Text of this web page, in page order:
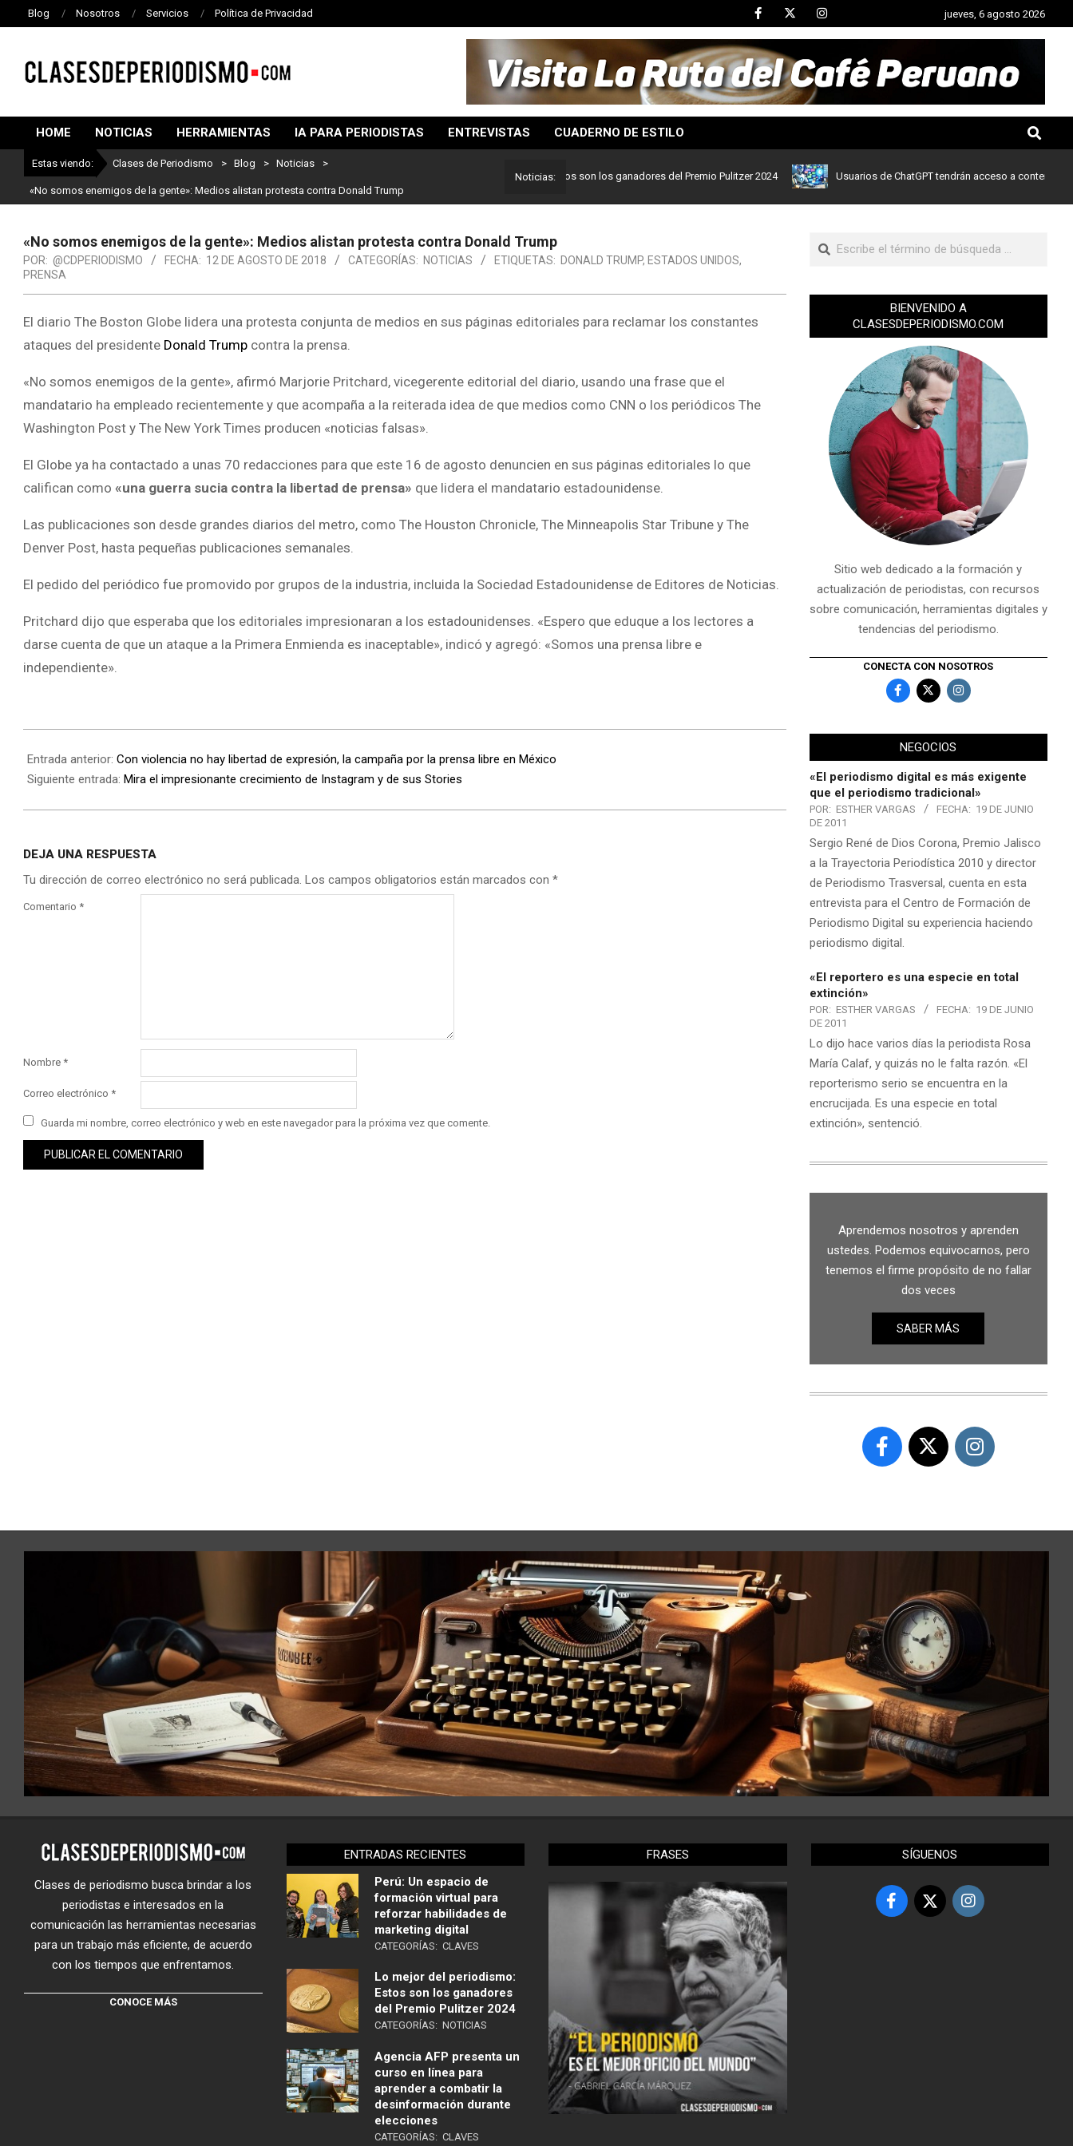
Blog Nosotros Servicios Política de Privacidad jueves, 6 agosto 2026
DE
PERIODISMO
HOME NOTICIAS HERRAMIENTAS IA PARA PERIODISTAS ENTREVISTAS CUADERNO DE ESTILO
Estas viendo: Clases de Periodismo > Blog > Noticias >
«No somos enemigos de la gente»: Medios alistan protesta contra Donald Trump
Noticias:
Lo mejor del periodismo: Estos son los ganadores del Premio Pulitzer 2024 Usuarios de ChatGPT tendrán acceso a contenidos de
«No somos enemigos de la gente»: Medios alistan protesta contra Donald Trump
POR: @CDPERIODISMO FECHA: 12 DE AGOSTO DE 2018 CATEGORÍAS: NOTICIAS ETIQUETAS: DONALD TRUMP, ESTADOS UNIDOS,
PRENSA
El diario The Boston Globe lidera una protesta conjunta de medios en sus páginas editoriales para reclamar los constantes
ataques del presidente Donald Trump contra la prensa.
«No somos enemigos de la gente», afirmó Marjorie Pritchard, vicegerente editorial del diario, usando una frase que el
mandatario ha empleado recientemente y que acompaña a la reiterada idea de que medios como CNN o los periódicos The
Washington Post y The New York Times producen «noticias falsas».
El Globe ya ha contactado a unas 70 redacciones para que este 16 de agosto denuncien en sus páginas editoriales lo que
califican como «una guerra sucia contra la libertad de prensa» que lidera el mandatario estadounidense.
Las publicaciones son desde grandes diarios del metro, como The Houston Chronicle, The Minneapolis Star Tribune y The
Denver Post, hasta pequeñas publicaciones semanales.
El pedido del periódico fue promovido por grupos de la industria, incluida la Sociedad Estadounidense de Editores de Noticias.
Pritchard dijo que esperaba que los editoriales impresionaran a los estadounidenses. «Espero que eduque a los lectores a
darse cuenta de que un ataque a la Primera Enmienda es inaceptable», indicó y agregó: «Somos una prensa libre e
independiente».
Entrada anterior: Con violencia no hay libertad de expresión, la campaña por la prensa libre en México
Siguiente entrada: Mira el impresionante crecimiento de Instagram y de sus Stories
DEJA UNA RESPUESTA
Tu dirección de correo electrónico no será publicada. Los campos obligatorios están marcados con *
Comentario *
Nombre *
Correo electrónico *
Guarda mi nombre, correo electrónico y web en este navegador para la próxima vez que comente.
BIENVENIDO A
CLASESDEPERIODISMO.COM
Sitio web dedicado a la formación y
actualización de periodistas, con recursos
sobre comunicación, herramientas digitales y
tendencias del periodismo.
CONECTA CON NOSOTROS
NEGOCIOS
«El periodismo digital es más exigente
que el periodismo tradicional»
POR: ESTHER VARGAS FECHA: 19 DE JUNIO
DE 2011
Sergio René de Dios Corona, Premio Jalisco
a la Trayectoria Periodística 2010 y director
de Periodismo Trasversal, cuenta en esta
entrevista para el Centro de Formación de
Periodismo Digital su experiencia haciendo
periodismo digital.
«El reportero es una especie en total
extinción»
POR: ESTHER VARGAS FECHA: 19 DE JUNIO
DE 2011
Lo dijo hace varios días la periodista Rosa
María Calaf, y quizás no le falta razón. «El
reporterismo serio se encuentra en la
encrucijada. Es una especie en total
extinción», sentenció.
Aprendemos nosotros y aprenden
ustedes. Podemos equivocarnos, pero
tenemos el firme propósito de no fallar
dos veces
SABER MÁS
Clases de periodismo busca brindar a los
periodistas e interesados en la
comunicación las herramientas necesarias
para un trabajo más eficiente, de acuerdo
con los tiempos que enfrentamos.
CONOCE MÁS
ENTRADAS RECIENTES
Perú: Un espacio de
formación virtual para
reforzar habilidades de
marketing digital
CATEGORÍAS: CLAVES
Lo mejor del periodismo:
Estos son los ganadores
del Premio Pulitzer 2024
CATEGORÍAS: NOTICIAS
Agencia AFP presenta un
curso en línea para
aprender a combatir la
desinformación durante
elecciones
CATEGORÍAS: CLAVES
FRASES SÍGUENOS